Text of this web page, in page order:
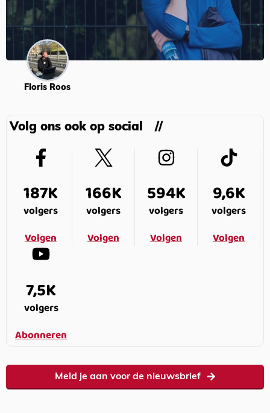
Floris Roos
Volg ons ook op social
187K
volgers
Volgen
166K
volgers
Volgen
594K
volgers
Volgen
9,6K
volgers
Volgen
7,5K
volgers
Abonneren
Meld je aan voor de nieuwsbrief